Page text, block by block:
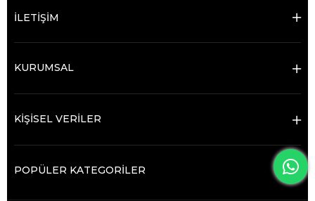
İLETİŞİM
KURUMSAL
KİŞİSEL VERİLER
POPÜLER KATEGORİLER